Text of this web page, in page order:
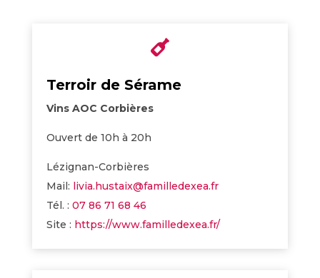

Terroir de Sérame
Vins AOC Corbières
Ouvert de 10h à 20h
Lézignan-Corbières
Mail: livia.hustaix@familledexea.fr
Tél. : 07 86 71 68 46
Site : https://www.familledexea.fr/